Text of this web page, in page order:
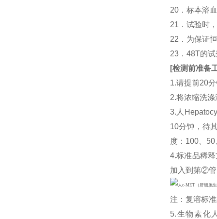
20．标本溶
21．试验时
22．为保证
23．48T的
[检测前准备
1.请提前20
2.将浓缩洗
3.人
10分钟，待
度：100、
4.标准品稀
加入到第②
注：复溶标
5.生物素化